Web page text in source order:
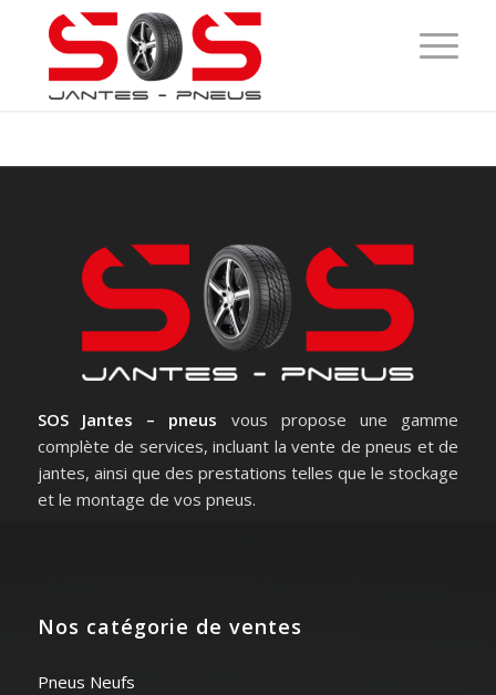
SOS Jantes – pneus vous propose une gamme
complète de services, incluant la vente de pneus et de
jantes, ainsi que des prestations telles que le stockage
et le montage de vos pneus.
Nos catégorie de ventes
Pneus Neufs